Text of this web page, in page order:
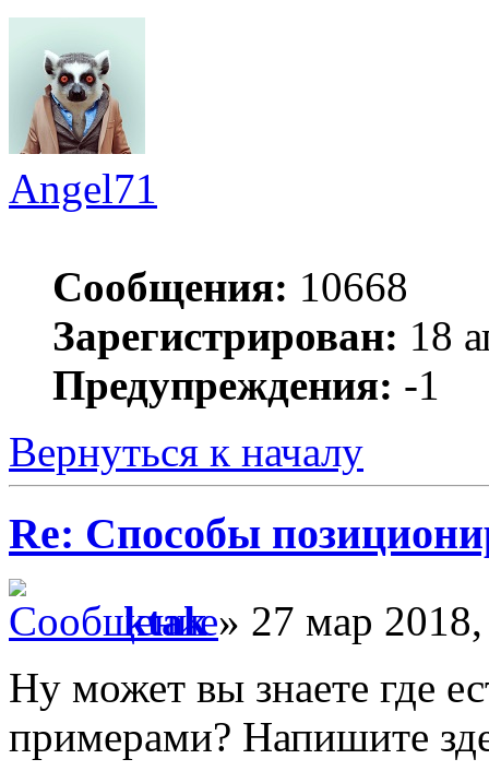
Angel71
Сообщения: 10668
Зарегистрирован: 18
Предупреждения: -1
Вернуться к началу
Re: Способы
ktak» 27 мар
Ну может вы знаете где
примерами? Напишите